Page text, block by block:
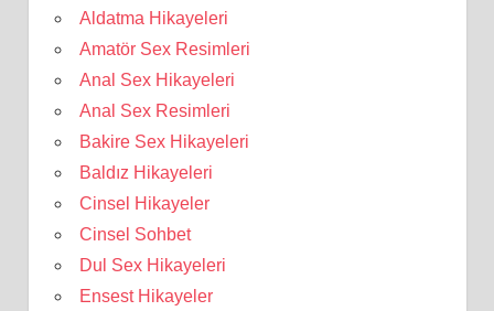
Aldatma Hikayeleri
Amatör Sex Resimleri
Anal Sex Hikayeleri
Anal Sex Resimleri
Bakire Sex Hikayeleri
Baldız Hikayeleri
Cinsel Hikayeler
Cinsel Sohbet
Dul Sex Hikayeleri
Ensest Hikayeler